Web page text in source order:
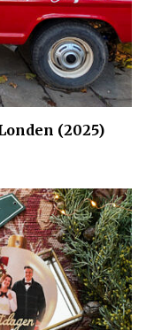
(2025)